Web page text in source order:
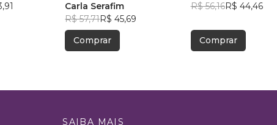
aceitar
Carla Serafim
R$ 57,71R$ 45,69
Comprar
Rodrigues
R$ 56,16R$ 44,46
Comprar
SAIBA MAIS